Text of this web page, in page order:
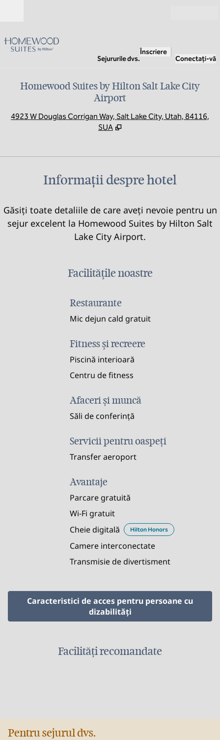
Sejururile dvs.
Înscriere
Conectați-vă
Homewood Suites by Hilton Salt Lake City
Airport
4923 W Douglas Corrigan Way, Salt Lake City, Utah, 84116,
SUA
Informații despre hotel
Găsiți toate detaliile de care aveți nevoie pentru un
sejur excelent la Homewood Suites by Hilton Salt
Lake City Airport.
Facilităţile noastre
Restaurante
Mic dejun cald gratuit
Fitness şi recreere
Piscină interioară
Centru de fitness
Afaceri și muncă
Săli de conferință
Servicii pentru oaspeți
Transfer aeroport
Avantaje
Parcare gratuită
Wi-Fi gratuit
Cheie digitală
Hilton Honors
Camere interconectate
Transmisie de divertisment
Caracteristici de acces pentru persoane cu
dizabilităţi
Facilități recomandate
CENTRU DE FITNESS
Pentru sejurul dvs.